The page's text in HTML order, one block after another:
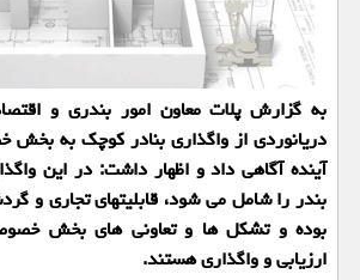
به گزارش پلات معاون امور بندری و
دریانوردی از واگذاری بنادر كوچك به
بندر را شامل می شود، قابلیتهای تجاری و
بوده و تشكل ها و تعاونی های بخش
ارزیابی و واگذاری هستند.